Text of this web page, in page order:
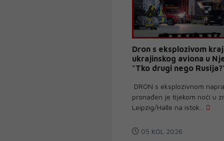
Dron s eksplozivom kraj
ukrajinskog aviona u
"Tko drugi nego
DRON s eksplozivnom
pronađen je tijekom noći u
Leipzig/Halle na istok...
05 KOL 2026